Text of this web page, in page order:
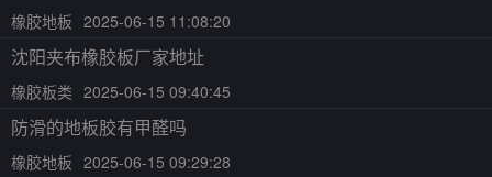
橡胶地板 2025-06-15 11:08:20
沈阳夹布橡胶板厂家地址
橡胶板类 2025-06-15 09:40:45
防滑的地板胶有甲醛吗
橡胶地板 2025-06-15 09:29:28